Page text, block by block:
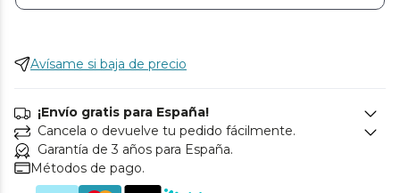
Avísame si baja de precio
¡Envío gratis para España!
Cancela o devuelve tu pedido fácilmente.
Garantía de 3 años para España.
Métodos de pago.